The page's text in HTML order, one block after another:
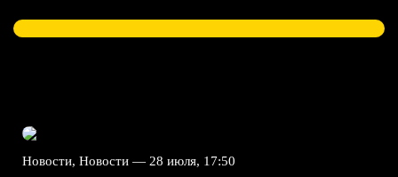
Новости, Новости — 28 июля, 17:50